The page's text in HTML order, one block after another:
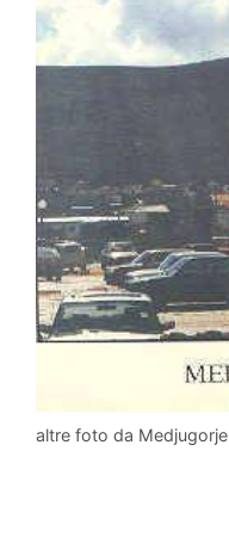
altre foto da Medjugorje